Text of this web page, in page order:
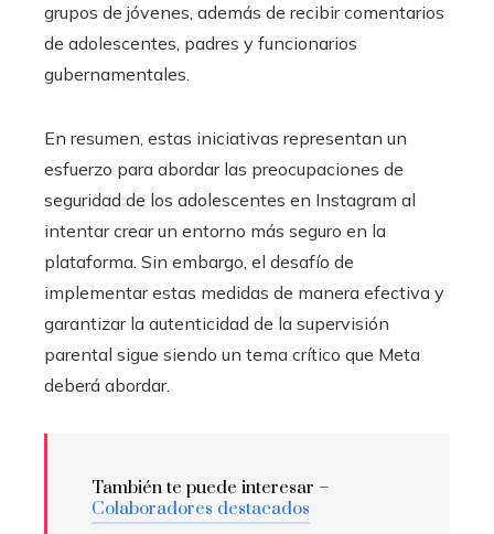
grupos de jóvenes, además de recibir comentarios
de adolescentes, padres y funcionarios
gubernamentales.
En resumen, estas iniciativas representan un
esfuerzo para abordar las preocupaciones de
seguridad de los adolescentes en Instagram al
intentar crear un entorno más seguro en la
plataforma. Sin embargo, el desafío de
implementar estas medidas de manera efectiva y
garantizar la autenticidad de la supervisión
parental sigue siendo un tema crítico que Meta
deberá abordar.
También te puede interesar –
Colaboradores destacados